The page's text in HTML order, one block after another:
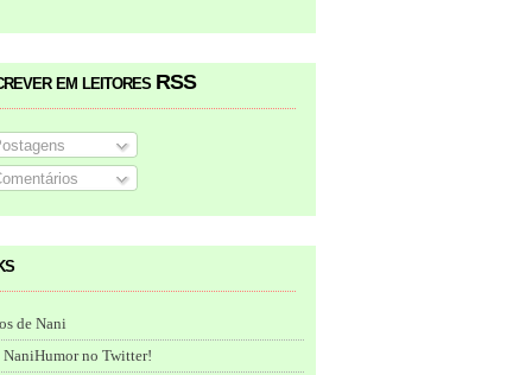
em leitores RSS
de Nani
NaniHumor no Twitter!